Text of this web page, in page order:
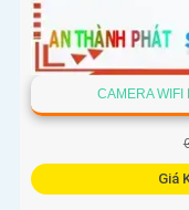
CAMERA WIFI
Giá